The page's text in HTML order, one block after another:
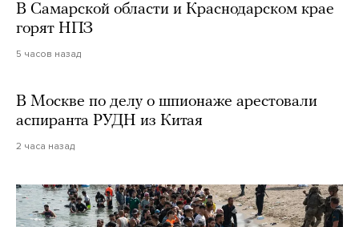
В Самарской области и Краснодарском крае
горят НПЗ
5 часов назад
В Москве по делу о шпионаже арестовали
аспиранта РУДН из Китая
2 часа назад